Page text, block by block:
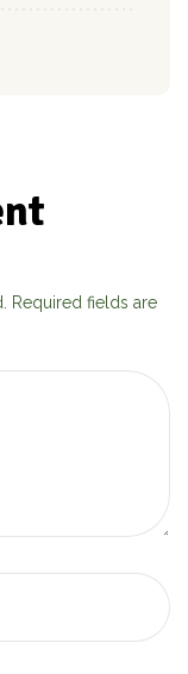
Required fields are